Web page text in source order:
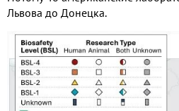
Львова до Донецка.